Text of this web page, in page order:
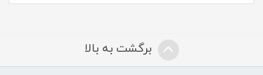
برگشت به بالا